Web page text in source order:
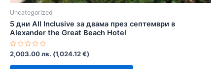
Uncategorized
5 дни All Inclusive за двама през септември в
Alexander the Great Beach Hotel
Оценено
с
0
2,003.00лв. (1,024.12€)